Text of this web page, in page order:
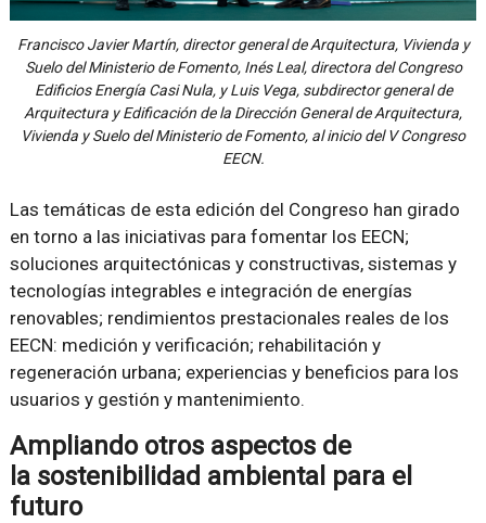
Francisco Javier Martín, director general de Arquitectura, Vivienda y
Suelo del Ministerio de Fomento, Inés Leal, directora del Congreso
Edificios Energía Casi Nula, y Luis Vega, subdirector general de
Arquitectura y Edificación de la Dirección General de Arquitectura,
Vivienda y Suelo del Ministerio de Fomento, al inicio del V Congreso
EECN.
Las temáticas de esta edición del Congreso han girado
en torno a las iniciativas para fomentar los EECN;
soluciones arquitectónicas y constructivas, sistemas y
tecnologías integrables e integración de energías
renovables; rendimientos prestacionales reales de los
EECN: medición y verificación; rehabilitación y
regeneración urbana; experiencias y beneficios para los
usuarios y gestión y mantenimiento.
Ampliando otros aspectos de
la sostenibilidad ambiental para el
futuro